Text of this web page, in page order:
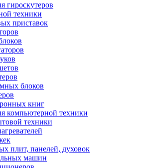
гироскутеров
техники
приставок
блоков
книг
компьютерной техники
техники
плит, панелей, духовок
машин